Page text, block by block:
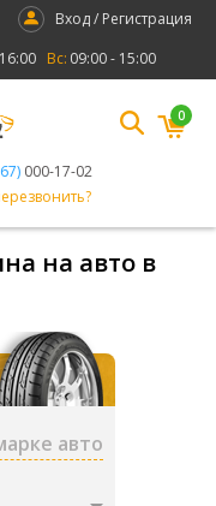
Вход / Регистрация
Вс: 09:00 - 15:00
000-17-02
0
на авто в
авто